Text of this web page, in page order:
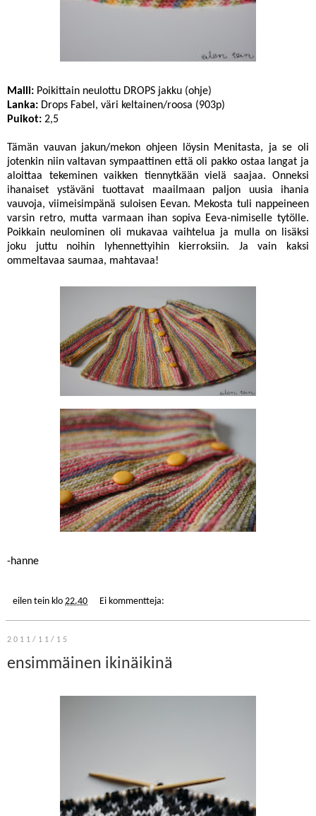
Malli: Poikittain neulottu DROPS jakku (ohje)
Lanka: Drops Fabel, väri keltainen/roosa (903p)
Puikot: 2,5
Tämän vauvan jakun/mekon ohjeen löysin Menitasta, ja se oli
jotenkin niin valtavan sympaattinen että oli pakko ostaa langat ja
aloittaa tekeminen vaikken tiennytkään vielä saajaa. Onneksi
ihanaiset ystäväni tuottavat maailmaan paljon uusia ihania
vauvoja, viimeisimpänä suloisen Eevan. Mekosta tuli nappeineen
varsin retro, mutta varmaan ihan sopiva Eeva-nimiselle tytölle.
Poikkain neulominen oli mukavaa vaihtelua ja mulla on lisäksi
joku juttu noihin lyhennettyihin kierroksiin. Ja vain kaksi
ommeltavaa saumaa, mahtavaa!
-hanne
eilen tein klo 22.40 Ei kommentteja:
2011/11/15
ensimmäinen ikinäikinä